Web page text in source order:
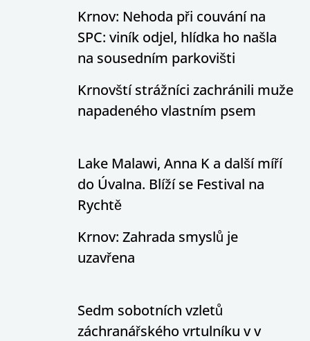
Krnov: Nehoda při couvání na
SPC: viník odjel, hlídka ho našla
na sousedním parkovišti
Krnovští strážníci zachránili muže
napadeného vlastním psem
Lake Malawi, Anna K a další míří
do Úvalna. Blíží se Festival na
Rychtě
Krnov: Zahrada smyslů je
uzavřena
Sedm sobotních vzletů
záchranářského vrtulníku v v